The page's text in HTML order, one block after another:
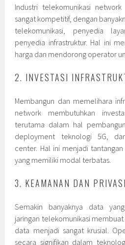
Industri telekomunikasi
sangat kompetitif, dengan
telekomunikasi, penyedia
penyedia infrastruktur. Hal ini
harga dan mendorong operator
2. INVESTASI
Membangun dan memelihara
network membutuhkan
terutama dalam hal
deployment teknologi 5G,
center. Hal ini menjadi
yang memiliki modal terbatas.
3. KEAMANAN DAN
Semakin banyaknya data
jaringan telekomunikasi
data menjadi sangat krusial.
secara signifikan dalam